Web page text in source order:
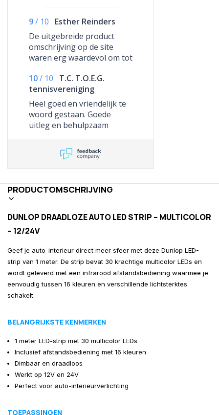
9/ 10
Esther Reinders
De uitgebreide product
omschrijving op de site
waren erg waardevol om tot
leuk was de toevoeging in
welke setting een product
het beste tot z’n recht komt.
(Formaat blacklight). Alles
was van zeer goede
kwaliteit. Prijs kwaliteit
zou alleen wat kritischer
gordijn op de verpakking,
lengtes te leveren dan
werkelijk in de verpakking
10/ 10
T.C. T.O.E.G.
tennisvereniging
Heel goed en vriendelijk te
woord gestaan. Goede
uitleg en behulpzaam
PRODUCTOMSCHRIJVING
DUNLOP DRAADLOZE AUTO LED STRIP – MULTICOLOR
– 12/24V
Geef je auto-interieur direct meer sfeer met deze Dunlop LED-
strip van 1 meter. De strip bevat 30 krachtige multicolor LEDs en
wordt geleverd met een infrarood afstandsbediening waarmee je
eenvoudig tussen 16 kleuren en verschillende lichtsterktes
schakelt.
BELANGRIJKSTE KENMERKEN
1 meter LED-strip met 30 multicolor LEDs
Inclusief afstandsbediening met 16 kleuren
Dimbaar en draadloos
Werkt op 12V en 24V
Perfect voor auto-interieurverlichting
TOEPASSINGEN